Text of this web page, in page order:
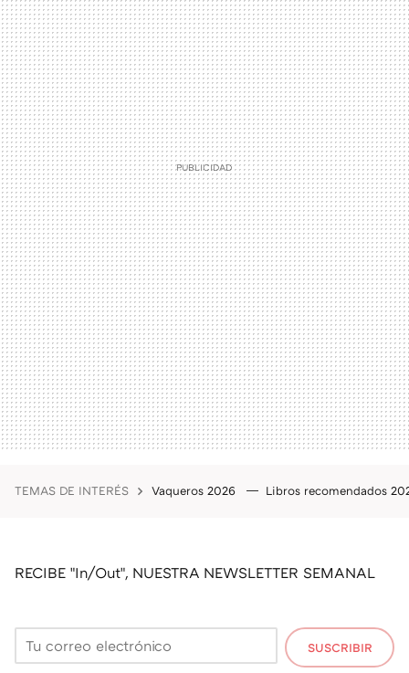
TEMAS DE INTERÉS Vaqueros 2026 Libros recomendados
RECIBE "In/Out", NUESTRA NEWSLETTER SEMANAL
SUSCRIBIR